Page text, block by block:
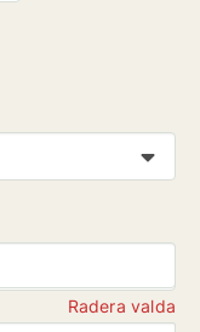
Radera valda